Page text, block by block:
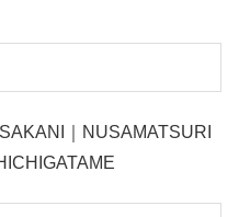
｜NUSAMATSURI